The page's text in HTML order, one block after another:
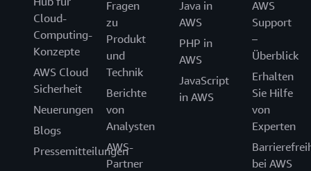
Cloud-
Computing-
Konzepte
AWS Cloud
Sicherheit
Neuerungen
Blogs
Pressemitteilungen
Fragen
zu
Produkt
und
Technik
Berichte
von
Analysten
AWS-
Partner
Java in
AWS
PHP in
AWS
JavaScript
in AWS
AWS
Support
–
Überblick
Erhalten
Sie Hilfe
von
Experten
bei AWS